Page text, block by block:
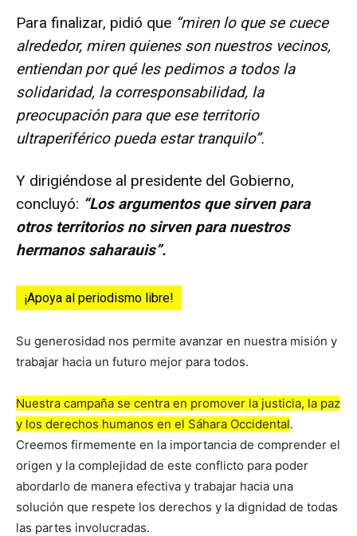
Para finalizar, pidió que “miren lo que se cuece
alrededor, miren quienes son nuestros vecinos,
entiendan por qué les pedimos a todos la
solidaridad, la corresponsabilidad, la
preocupación para que ese territorio
ultraperiférico pueda estar tranquilo”.
Y dirigiéndose al presidente del Gobierno,
concluyó: “Los argumentos que sirven para
otros territorios no sirven para nuestros
hermanos saharauis”.
¡Apoya al periodismo libre!
Su generosidad nos permite avanzar en nuestra misión y
trabajar hacia un futuro mejor para todos.
Nuestra campaña se centra en promover la justicia, la paz
y los derechos humanos en el Sáhara Occidental.
Creemos firmemente en la importancia de comprender el
origen y la complejidad de este conflicto para poder
abordarlo de manera efectiva y trabajar hacia una
solución que respete los derechos y la dignidad de todas
las partes involucradas.